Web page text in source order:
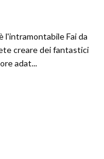
l'intramontabile Fai da
creare dei fantastici
adat...